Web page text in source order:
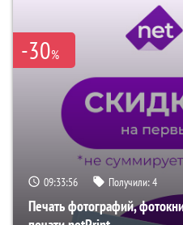
-30%
09:33:55 Получили:4
Печать фотографий,